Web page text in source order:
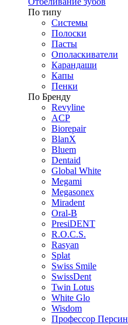
По типу
Системы
Полоски
Пасты
Ополаскиватели
Карандаши
Капы
Пенки
По Бренду
Revyline
ACP
Biorepair
BlanX
Bluem
Dentaid
Global White
Megami
Megasonex
Miradent
Oral-B
PresiDENT
R.O.C.S.
Rasyan
Splat
Swiss Smile
SwissDent
Twin Lotus
White Glo
Wisdom
Профессор Персин